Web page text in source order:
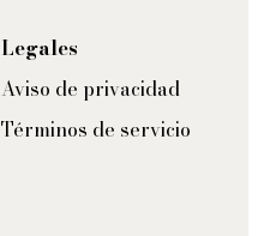
Legales
Aviso de privacidad
Términos de servicio